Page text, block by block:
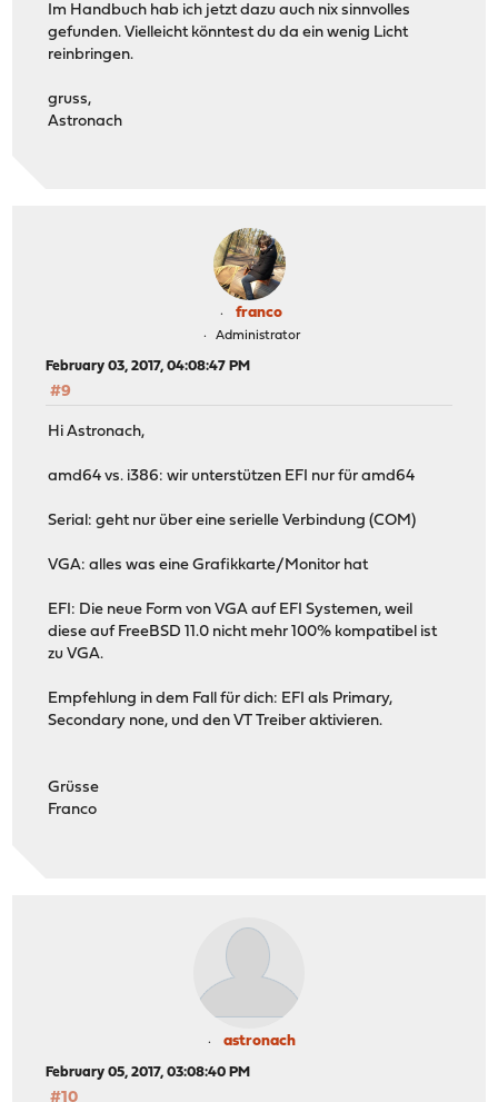
Im Handbuch hab ich jetzt dazu auch nix sinnvolles
gefunden. Vielleicht könntest du da ein wenig Licht
reinbringen.
gruss,
Astronach
franco
Administrator
February 03, 2017, 04:08:47 PM
#9
Hi Astronach,
amd64 vs. i386: wir unterstützen EFI nur für amd64
Serial: geht nur über eine serielle Verbindung (COM)
VGA: alles was eine Grafikkarte/Monitor hat
EFI: Die neue Form von VGA auf EFI Systemen, weil
diese auf FreeBSD 11.0 nicht mehr 100% kompatibel ist
zu VGA.
Empfehlung in dem Fall für dich: EFI als Primary,
Secondary none, und den VT Treiber aktivieren.
Grüsse
Franco
astronach
February 05, 2017, 03:08:40 PM
#10